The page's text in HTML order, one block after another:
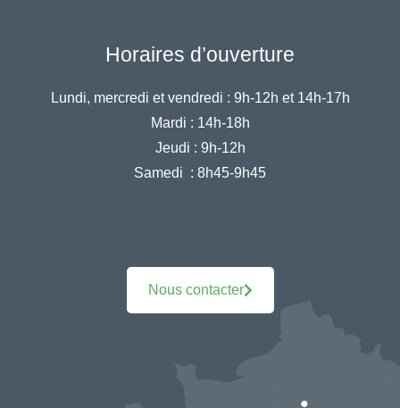
Horaires d’ouverture
Lundi, mercredi et vendredi : 9h-12h et 14h-17h
Mardi : 14h-18h
Jeudi : 9h-12h
Samedi : 8h45-9h45
Nous contacter